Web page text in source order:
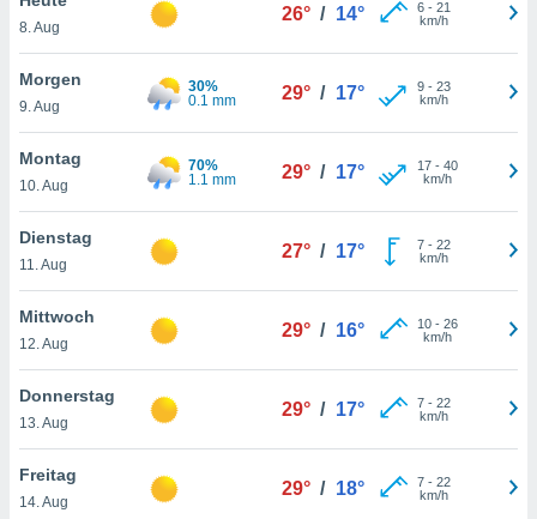
oder
Partner
es uns
das
der
Profil zu
Ihnen
finden
. Sie
jederzeit
Rand
8. Aug
26° / 14° 6- 21
km/h
Morgen
9. Aug
30%
0.1 mm
29° / 17° 9- 23
km/h
Montag
10. Aug
70%
1.1 mm
29° / 17° 17- 40
km/h
Dienstag
11. Aug
27° / 17° 7- 22
km/h
Mittwoch
12. Aug
29° / 16° 10- 26
km/h
Donnerstag
13. Aug
29° / 17° 7- 22
km/h
Freitag
14. Aug
29° / 18° 7- 22
km/h